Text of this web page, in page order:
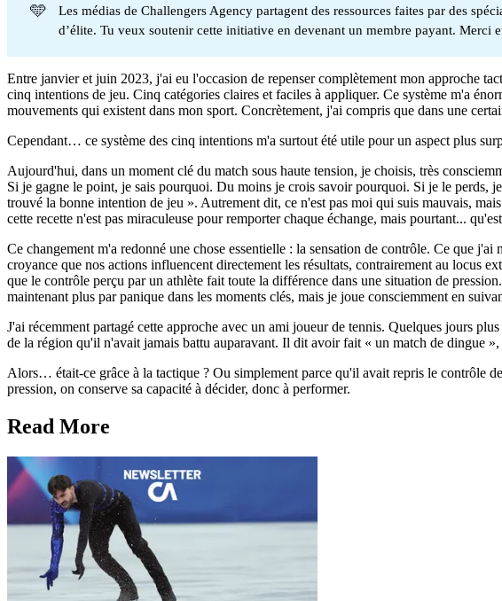
🩵
Les médias de Challengers Agency partagent des ressources faites par des
d’élite. Tu veux soutenir cette initiative en devenant un membre payant. Merci
Entre janvier et juin 2023, j'ai eu l'occasion de repenser complètement mon approche
cinq intentions de jeu. Cinq catégories claires et faciles à appliquer. Ce système m'a
mouvements qui existent dans mon sport. Concrètement, j'ai compris que dans une
Cependant… ce système des cinq intentions m'a surtout été utile pour un aspect plus
Aujourd'hui, dans un moment clé du match sous haute tension, je choisis, très
Si je gagne le point, je sais pourquoi. Du moins je crois savoir pourquoi. Si je le perds,
trouvé la bonne intention de jeu ». Autrement dit, ce n'est pas moi qui suis mauvais,
cette recette n'est pas miraculeuse pour remporter chaque échange, mais pourtant...
Ce changement m'a redonné une chose essentielle : la sensation de contrôle. Ce que
croyance que nos actions influencent directement les résultats, contrairement au locus
que le contrôle perçu par un athlète fait toute la différence dans une situation de
maintenant plus par panique dans les moments clés, mais je joue consciemment en
J'ai récemment partagé cette approche avec un ami joueur de tennis. Quelques jours
de la région qu'il n'avait jamais battu auparavant. Il dit avoir fait « un match de dingue
Alors… était-ce grâce à la tactique ? Ou simplement parce qu'il avait repris le contrôle
pression, on conserve sa capacité à décider, donc à performer.
Read More